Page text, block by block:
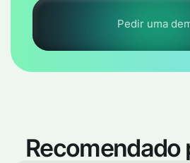
Pedir uma
Recomendado